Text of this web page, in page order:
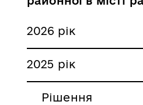
2026 рік
2025 рік
Рішення